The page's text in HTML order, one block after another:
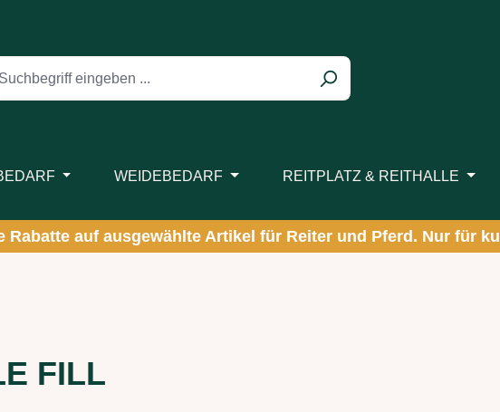
WEIDEBEDARF REITPLATZ & REITHALLE
Rabatte auf ausgewählte Artikel für Reiter und Pferd. Nur für
FILL